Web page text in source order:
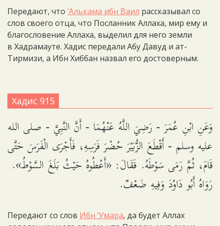
Передают, что ‘Алькама ибн Ваил рассказывал со
слов своего отца, что Посланник Аллаха, мир ему и
благословение Аллаха, выделил для него земли
в Хадрамауте. Хадис передали Абу Давуд и ат-
Тирмизи, а Ибн Хиббан назвал его достоверным.
Хадис 915
وَعَنِ ابْنِ عُمَرَ - رَضِيَ اللَّهُ عَنْهُمَا - أَنَّ النَّبِيَّ - صلى الله
عليه وسلم - أَقْطَعَ الزُّبَيْرَ حُضْرَ فَرَسِهِ، فَأَجْرَى الْفَرَسَ حَتَّى
قَامَ، ثُمَّ رَمَى سَوْطَهُ. فَقَالَ: «أَعْطُوهُ حَيْثُ بَلَغَ السَّوْطُ».
رَوَاهُ أَبُو دَاوُدَ وَفِيهِ ضَعْفٌ.
Передают со слов Ибн ‘Умара, да будет Аллах